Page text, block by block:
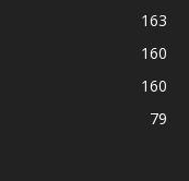
163
160
160
79